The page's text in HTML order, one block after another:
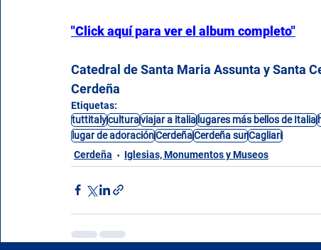
"Click aquí para ver el album completo"
Catedral de Santa Maria Assunta y Santa
Cerdeña
Etiquetas:
tuttitalyculturaviajar a italialugares más bellos de Italia
lugar de adoraciónCerdeñaCerdeña surCagliari
Cerdeña
Iglesias, Monumentos y Museos